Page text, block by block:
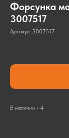
Форсунка
3007517
Артикул: 3007517
В наличии - 4
КОНТАКТЫ